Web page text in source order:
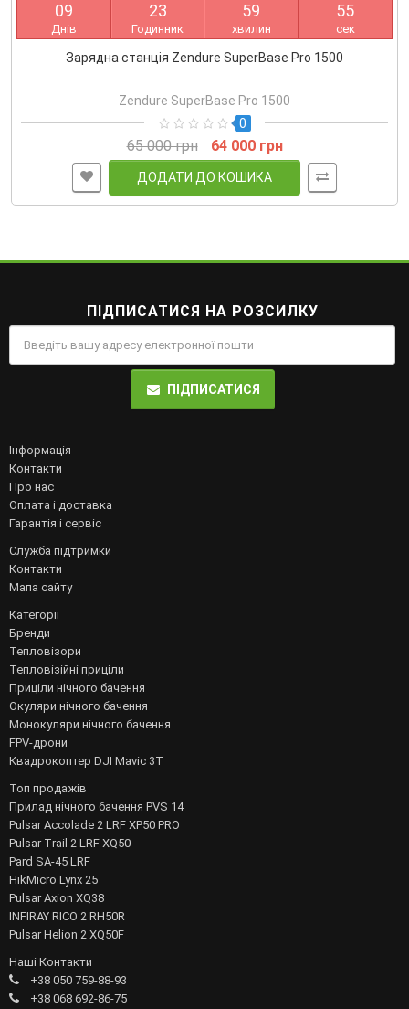
09
Днів
23
Годинник
59
хвилин
55
сек
Зарядна станція Zendure SuperBase Pro 1500
Zendure SuperBase Pro 1500
0
65 000 грн 64 000 грн
ДОДАТИ ДО КОШИКА
ПІДПИСАТИСЯ НА РОЗСИЛКУ
ПІДПИСАТИСЯ
Інформація
Контакти
Про нас
Оплата і доставка
Гарантія і сервіс
Служба підтримки
Контакти
Мапа сайту
Категорії
Бренди
Тепловізори
Тепловізійні приціли
Приціли нічного бачення
Окуляри нічного бачення
Монокуляри нічного бачення
FPV-дрони
Квадрокоптер DJI Mavic 3T
Топ продажів
Прилад нічного бачення PVS 14
Pulsar Accolade 2 LRF XP50 PRO
Pulsar Trail 2 LRF XQ50
Pard SA-45 LRF
HikMicro Lynx 25
Pulsar Axion XQ38
INFIRAY RICO 2 RH50R
Pulsar Helion 2 XQ50F
Наші Контакти
+38 050 759-88-93
+38 068 692-86-75